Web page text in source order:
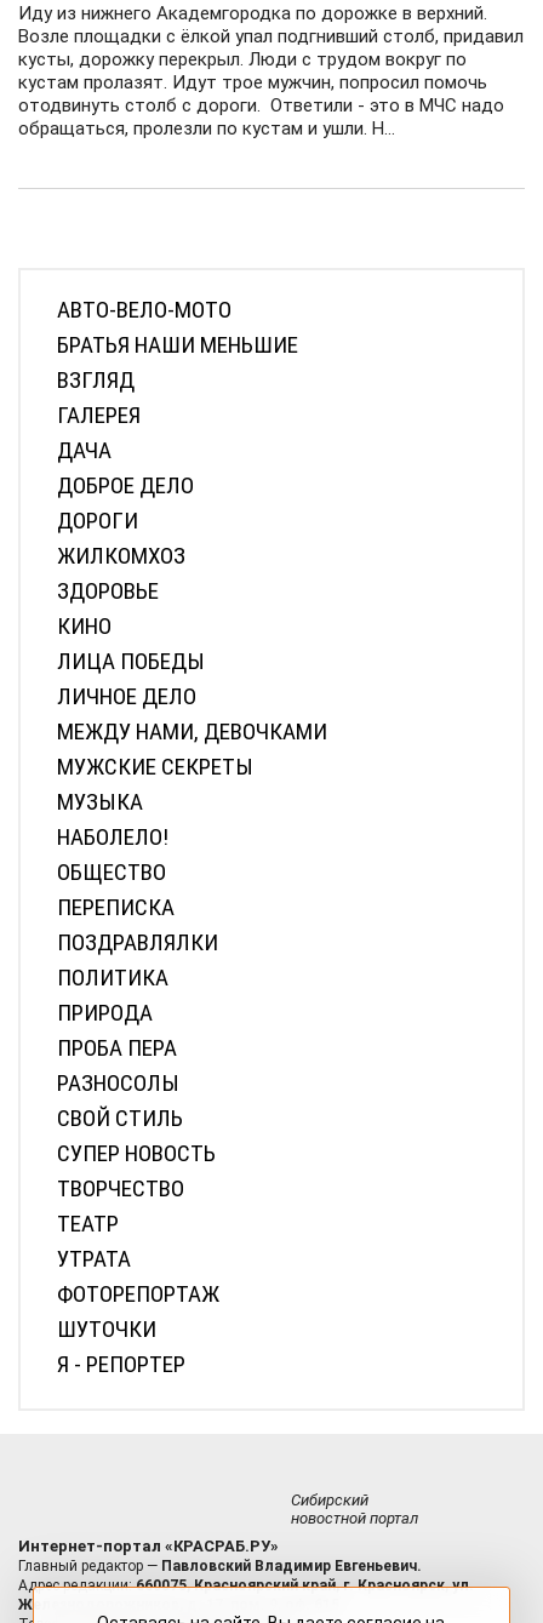
Иду из нижнего Академгородка по дорожке в верхний.
Возле площадки с ёлкой упал подгнивший столб, придавил
кусты, дорожку перекрыл. Люди с трудом вокруг по
кустам пролазят. Идут трое мужчин, попросил помочь
отодвинуть столб с дороги. Ответили - это в МЧС надо
обращаться, пролезли по кустам и ушли. Н...
АВТО-ВЕЛО-МОТО
БРАТЬЯ НАШИ МЕНЬШИЕ
ВЗГЛЯД
ГАЛЕРЕЯ
ДАЧА
ДОБРОЕ ДЕЛО
ДОРОГИ
ЖИЛКОМХОЗ
ЗДОРОВЬЕ
КИНО
ЛИЦА ПОБЕДЫ
ЛИЧНОЕ ДЕЛО
МЕЖДУ НАМИ, ДЕВОЧКАМИ
МУЖСКИЕ СЕКРЕТЫ
МУЗЫКА
НАБОЛЕЛО!
ОБЩЕСТВО
ПЕРЕПИСКА
ПОЗДРАВЛЯЛКИ
ПОЛИТИКА
ПРИРОДА
ПРОБА ПЕРА
РАЗНОСОЛЫ
СВОЙ СТИЛЬ
СУПЕР НОВОСТЬ
ТВОРЧЕСТВО
ТЕАТР
УТРАТА
ФОТОРЕПОРТАЖ
ШУТОЧКИ
Я - РЕПОРТЕР
Сибирский
новостной портал
Интернет-портал «КРАСРАБ.РУ»
Главный редактор — Павловский Владимир Евгеньевич.
Адрес редакции:660075, Красноярский край, г. Красноярск, ул.
Железнодорожников, д. 17, пом. 9, оф. 615.